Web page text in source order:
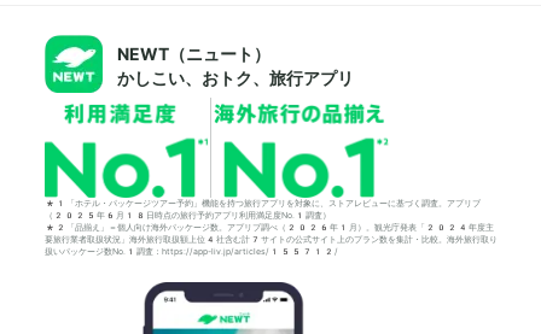
NEWT（ニュート）
かしこい、おトク、旅行アプリ
*1「ホテル・パッケージツアー予約」機能を持つ旅行アプリを対象に、ストアレビューに基づく調査。アプリブ
（2025年6月18日時点の旅行予約アプリ利用満足度No.1調査）
*2「品揃え」＝個人向け海外パッケージ数。アプリブ調べ（2026年1月）。観光庁発表「2024年度主
要旅行業者取扱状況」海外旅行取扱額上位4社含む計7サイトの公式サイト上のプラン数を集計・比較。海外旅行取り
扱いパッケージ数No.1調査：https://app-liv.jp/articles/155712/